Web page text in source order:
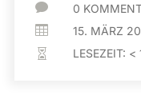
 0
 15. MÄRZ
 LESEZEIT: <